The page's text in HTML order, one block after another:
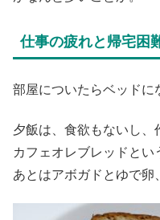
仕事の疲れと帰宅困
部屋についたらベッドに
夕飯は、食欲もないし、
カフェオレブレッドとい
あとはアボガドとゆで卵